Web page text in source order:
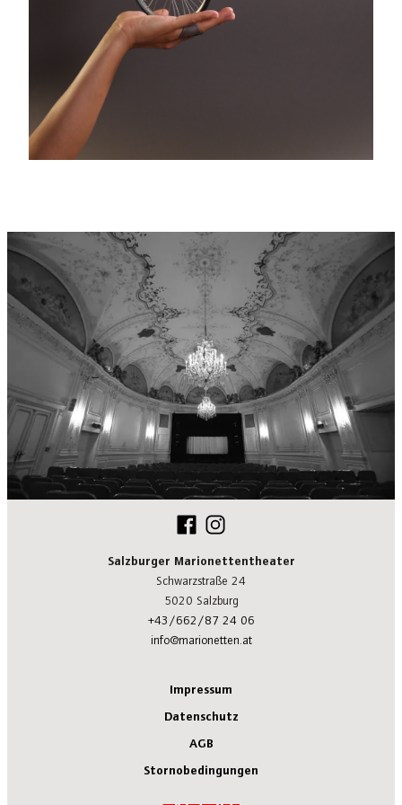
Salzburger Marionettentheater
Schwarzstraße 24
5020 Salzburg
+43/662/87 24 06
info@marionetten.at
Impressum
Datenschutz
AGB
Stornobedingungen